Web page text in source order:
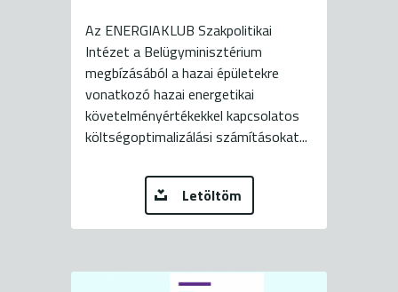
Az ENERGIAKLUB Szakpolitikai
Intézet a Belügyminisztérium
megbízásából a hazai épületekre
vonatkozó hazai energetikai
követelményértékekkel kapcsolatos
költségoptimalizálási számításokat...
Letöltöm